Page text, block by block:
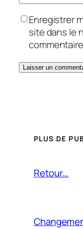
Enregistrer
site dans le
PLUS DE
Retour…